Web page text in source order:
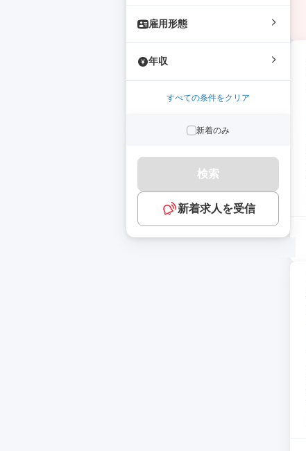
雇用形態
年収
すべての条件をクリア
新着のみ
検索
新着求人を受信